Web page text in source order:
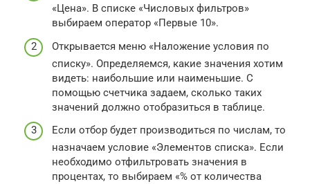
«Цена». В списке «Числовых фильтров»
выбираем оператор «Первые 10».
Открывается меню «Наложение условия по
списку». Определяемся, какие значения хотим
видеть: наибольшие или наименьшие. С
помощью счетчика задаем, сколько таких
значений должно отобразиться в таблице.
Если отбор будет производиться по числам, то
назначаем условие «Элементов списка». Если
необходимо отфильтровать значения в
процентах, то выбираем «% от количества